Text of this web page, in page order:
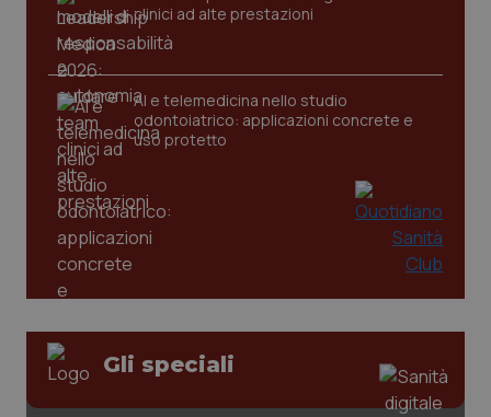
clinici ad alte prestazioni
AI e telemedicina nello studio
odontoiatrico: applicazioni concrete e
uso protetto
Gli speciali
CookieScriptConsent
CookieScript
www.quotidianosanita.it
www.quotidianosanita.it